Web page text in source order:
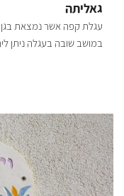
מדווש ומסלולי אופניים
גאליתה
עגלת קפה אשר נמצאת בגן
במושב שובה בעגלה ניתן